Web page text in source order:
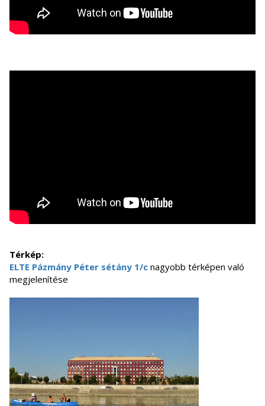
Térkép:
ELTE Pázmány Péter sétány 1/c nagyobb térképen való
megjelenítése